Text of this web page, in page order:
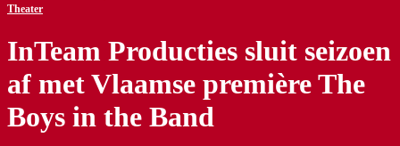
Theater
InTeam Producties sluit seizoen
af met Vlaamse première The
Boys in the Band